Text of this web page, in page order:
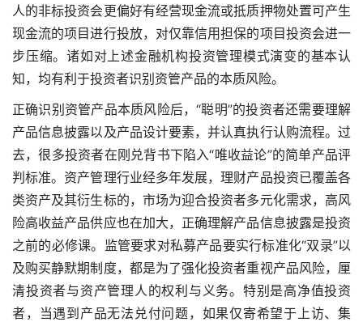
人的非标投资会更偏好有经营现金流或抵质押物处置可产生
现金流的项目进行投放，对仅靠信用担保的项目投资会进一
步压缩。诸如对上述金融机构投资管理模式演变的基本认
知，均有利于投资者识别资管产品的本质风险。
正确识别资管产品本质风险后，“聪明”的投资者还需要理解
产品信息披露以及产品设计要素，并认真执行认购流程。过
去，很多投资者在刚兑背书下陷入“唯收益论”的简单产品评
判标准。资产管理行业经多年发展，理财产品投资已覆盖各
类资产及其衍生标的，市场为迎合投资者多元化需求，高风
险高收益产品供应也在加大，正确理解产品信息披露是投资
之前的必修课。监管要求对私募产品要实行标准化“双录”以
及购买静默期制度，都是为了强化投资者重视产品风险，厘
清投资者与资产管理人的权利与义务。特别是高净值投资
者，当遇到产品无法兑付问题，如果仅寄希望于上访、集